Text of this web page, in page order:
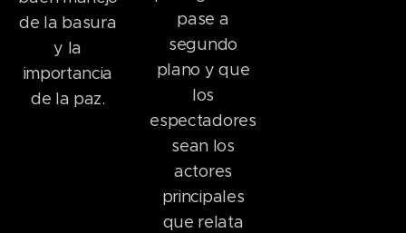
de la basura
y la
importancia
de la paz.
pase a
segundo
plano y que
los
espectadores
sean los
actores
principales
que relata